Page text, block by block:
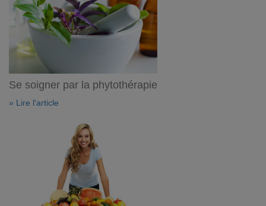
Se soigner par la phytothérapie
» Lire l'article